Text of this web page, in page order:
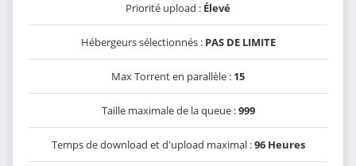
Priorité upload : Élevé
Hébergeurs sélectionnés : PAS DE LIMITE
Max Torrent en parallèle : 15
Taille maximale de la queue :999
Temps de download et d'upload maximal :96 Heures